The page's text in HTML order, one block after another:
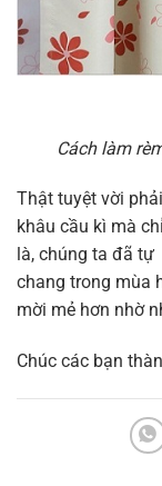
Cách làm
Thật tuyệt vời
khâu cầu kì mà
là, chúng ta đã
chang trong mùa
mời mẻ hơn nhờ
Chúc các bạn